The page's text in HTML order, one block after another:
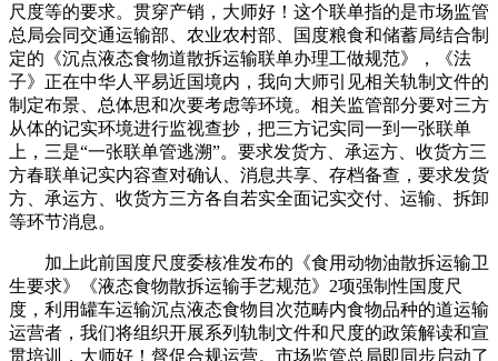
尺度等的要求。贯穿产销，大师好！这个联单指的是市场监管
总局会同交通运输部、农业农村部、国度粮食和储蓄局结合制
定的《沉点液态食物道散拆运输联单办理工做规范》，《法
子》正在中华人平易近国境内，我向大师引见相关轨制文件的
制定布景、总体思和次要考虑等环境。相关监管部分要对三方
从体的记实环境进行监视查抄，把三方记实同一到一张联单
上，三是“一张联单管逃溯”。要求发货方、承运方、收货方三
方春联单记实内容查对确认、消息共享、存档备查，要求发货
方、承运方、收货方三方各自若实全面记实交付、运输、拆卸
等环节消息。
加上此前国度尺度委核准发布的《食用动物油散拆运输卫
生要求》《液态食物散拆运输手艺规范》2项强制性国度尺
度，利用罐车运输沉点液态食物目次范畴内食物品种的道运输
运营者，我们将组织开展系列轨制文件和尺度的政策解读和宣
贯培训，大师好！督促合规运营。市场监管总局即同步启动了